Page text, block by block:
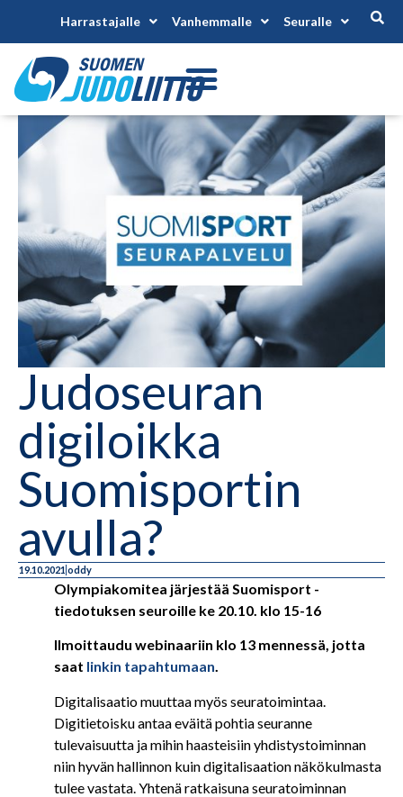
Harrastajalle Vanhemmalle Seuralle
Judoseuran
digiloikka
Suomisportin
avulla?
19.10.2021 oddy
Olympiakomitea järjestää Suomisport -
tiedotuksen seuroille ke 20.10. klo 15-16
Ilmoittaudu webinaariin klo 13 mennessä, jotta
saat linkin tapahtumaan.
Digitalisaatio muuttaa myös seuratoimintaa.
Digitietoisku antaa eväitä pohtia seuranne
tulevaisuutta ja mihin haasteisiin yhdistystoiminnan
niin hyvän hallinnon kuin digitalisaation näkökulmasta
tulee vastata. Yhtenä ratkaisuna seuratoiminnan